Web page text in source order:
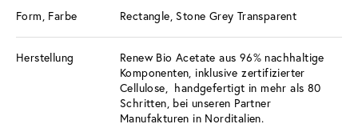
Form, Farbe Rectangle, Stone Grey Transparent
Herstellung
Renew Bio Acetate aus 96% nachhaltige
Komponenten, inklusive zertifizierter
Cellulose, handgefertigt in mehr als 80
Schritten, bei unseren Partner
Manufakturen in Norditalien.